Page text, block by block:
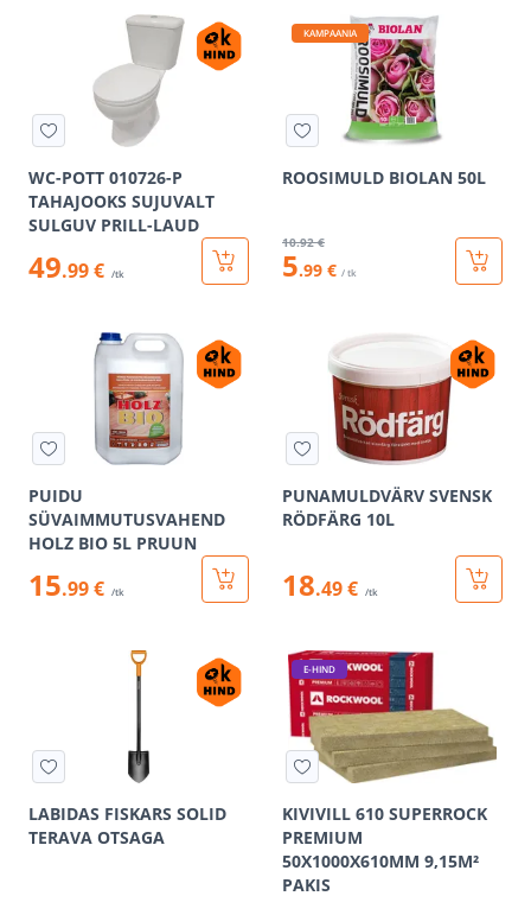
WC-POTT 010726-P
TAHAJOOKS SUJUVALT
SULGUV PRILL-LAUD
49.99 € /tk
KAMPAANIA
ROOSIMULD BIOLAN 50L
10.92 €
5.99 € / tk
PUIDU
SÜVAIMMUTUSVAHEND
HOLZ BIO 5L PRUUN
15.99 € /tk
PUNAMULDVÄRV SVENSK
RÖDFÄRG 10L
18.49 € /tk
LABIDAS FISKARS SOLID
TERAVA OTSAGA
E-HIND
KIVIVILL 610 SUPERROCK
PREMIUM
50X1000X610MM 9,15M²
PAKIS